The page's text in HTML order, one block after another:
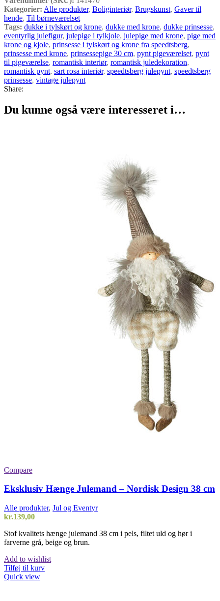
Kategorier: Alle produkter, Boliginteriør, Brugskunst, Gaver til
hende, Til børneværelset
Tags: dukke i tylskørt og krone, dukke med krone, dukke prinsesse,
eventyrlig julefigur, julepige i tylkjole, julepige med krone, pige med
krone og kjole, prinsesse i tylskørt og krone fra speedtsberg,
prinsesse med krone, prinsessepige 30 cm, pynt pigeværelset, pynt
til pigeværelse, romantisk interiør, romantisk juledekoration,
romantisk pynt, sart rosa interiør, speedtsberg julepynt, speedtsberg
prinsesse, vintage julepynt
Share:
Du kunne også være interesseret i…
Compare
Eksklusiv Hænge Julemand – Nordisk Design 38 cm
Alle produkter, Jul og Eventyr
kr.139,00
Stof kvalitets hænge julemand 38 cm i pels, filtet uld og hør i
farverne grå, beige og brun.
Add to wishlist
Tilføj til kurv
Quick view